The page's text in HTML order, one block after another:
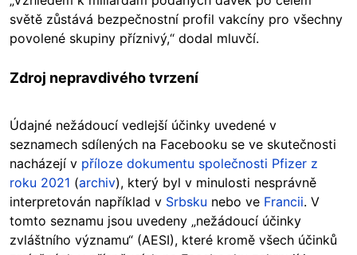
světě zůstává bezpečnostní profil vakcíny pro všechny
povolené skupiny příznivý,“ dodal mluvčí.
Zdroj nepravdivého tvrzení
Údajné nežádoucí vedlejší účinky uvedené v
seznamech sdílených na Facebooku se ve skutečnosti
nacházejí v příloze dokumentu společnosti Pfizer z
roku 2021 (archiv), který byl v minulosti nesprávně
interpretován například v Srbsku nebo ve Francii. V
tomto seznamu jsou uvedeny „nežádoucí účinky
zvláštního významu“ (AESI), které kromě všech účinků